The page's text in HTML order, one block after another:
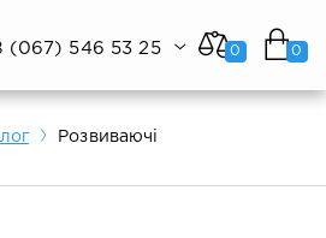
(067) 546 53 25
Розвиваючі
0 0